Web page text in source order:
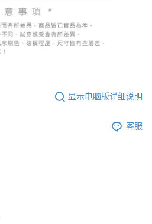
显示电脑版详细说明
客服